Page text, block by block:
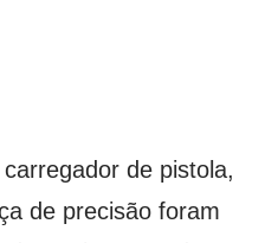
de pistola,
de precisão foram